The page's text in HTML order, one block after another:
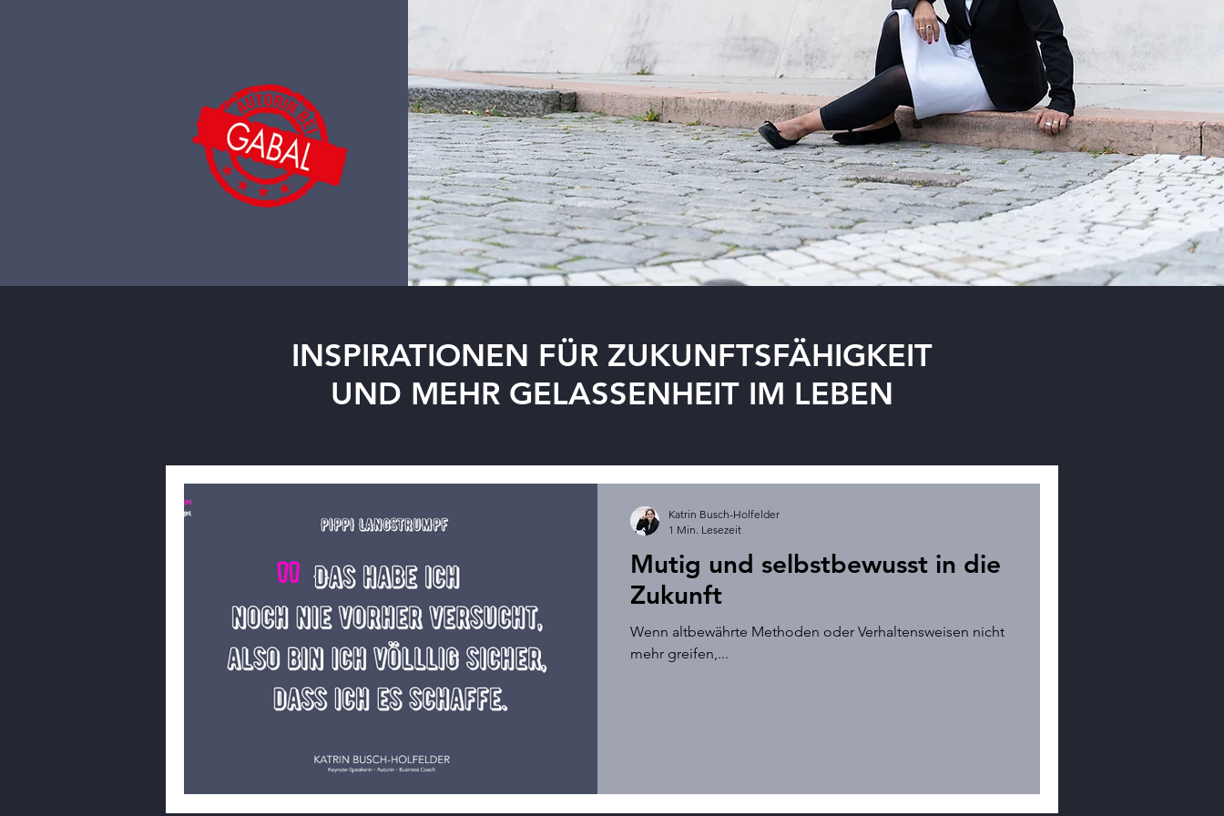
INSPIRATIONEN FÜR ZUKUNFTSFÄHIGKEIT
UND MEHR GELASSENHEIT IM LEBEN
Mutig und selbstbewusst in die
Zukunft
Wenn altbewährte Methoden oder Verhaltensweisen nicht
mehr greifen,...
Katrin Busch-Holfelder
1 Min. Lesezeit